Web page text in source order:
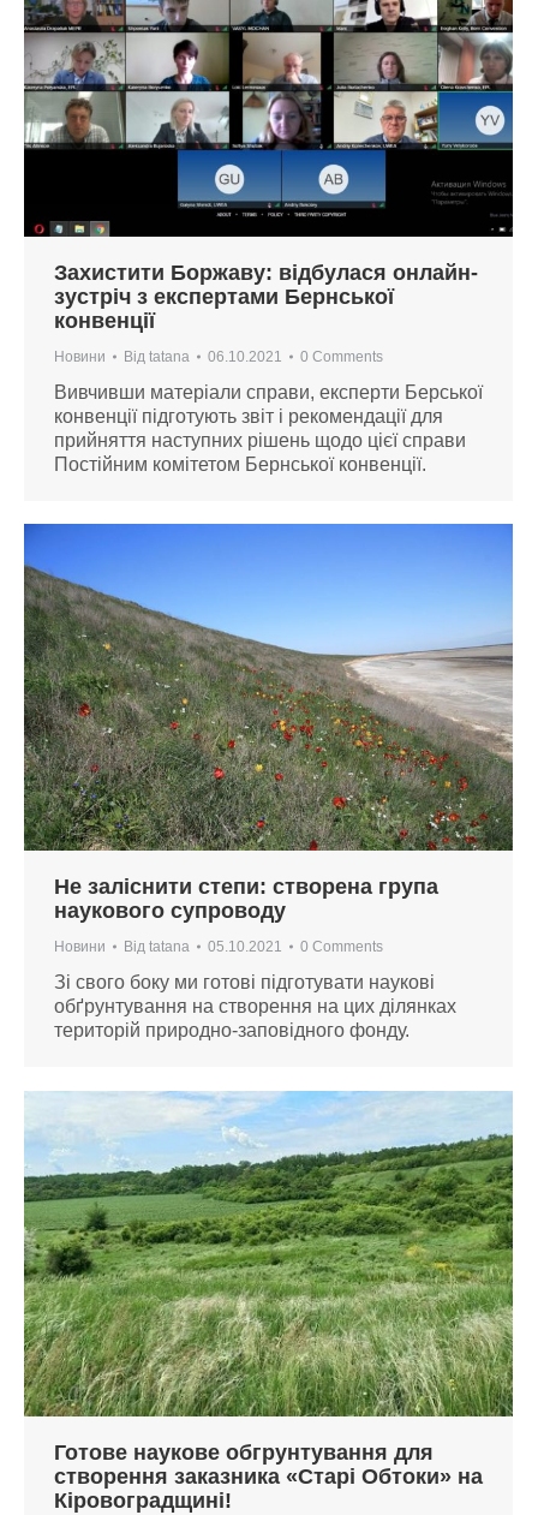
Захистити Боржаву: відбулася онлайн-
зустріч з експертами Бернської
конвенції
Новини Від tatana 06.10.2021 0 Comments
Вивчивши матеріали справи, експерти Берської
конвенції підготують звіт і рекомендації для
прийняття наступних рішень щодо цієї справи
Постійним комітетом Бернської конвенції.
Не заліснити степи: створена група
наукового супроводу
Новини Від tatana 05.10.2021 0 Comments
Зі свого боку ми готові підготувати наукові
обґрунтування на створення на цих ділянках
територій природно-заповідного фонду.
Готове наукове обгрунтування для
створення заказника «Старі Обтоки» на
Кіровоградщині!